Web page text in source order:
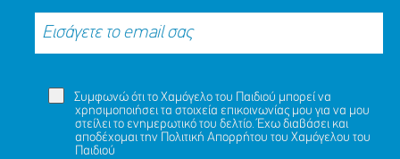
Συμφωνώ ότι το Χαμόγελο του Παιδιού μπορεί να
χρησιμοποιήσει τα στοιχεία επικοινωνίας μου για να μου
στείλει το ενημερωτικό του δελτίο. Έχω διαβάσει και
αποδέχομαι την Πολιτική Απορρήτου του Χαμόγελου του
Παιδιού